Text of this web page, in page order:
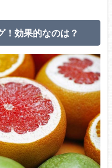
！効果的なのは？